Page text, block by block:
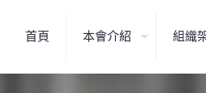
首頁 本會介紹 組織